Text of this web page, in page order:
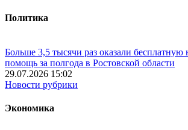
Политика
Больше 3,5 тысячи раз оказали
помощь за полгода в Ростовской области
29.07.2026 15:02
Новости рубрики
Экономика